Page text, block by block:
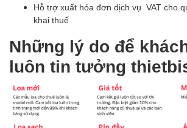
Hỗ trợ xuất hóa đơn dịch vụ VAT cho
khai thuế
Những lý do để
luôn tin tưởng